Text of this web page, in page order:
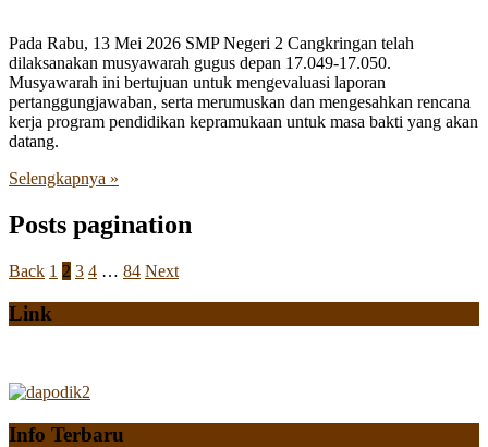
Pada Rabu, 13 Mei 2026 SMP Negeri 2 Cangkringan telah
dilaksanakan musyawarah gugus depan 17.049-17.050.
Musyawarah ini bertujuan untuk mengevaluasi laporan
pertanggungjawaban, serta merumuskan dan mengesahkan rencana
kerja program pendidikan kepramukaan untuk masa bakti yang akan
datang.
Selengkapnya »
Posts pagination
Back 1 2 3 4 … 84 Next
Link
Info Terbaru